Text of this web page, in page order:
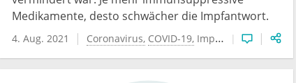
Medikamente, desto schwächer die Impfantwort.
4. Aug. 2021 Coronavirus COVID-19 Impfung Nephrologie